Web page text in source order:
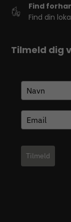
Find
Find din
Tilmeld dig
Tilmeld